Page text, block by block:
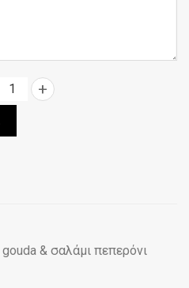
Πεπερόνι ποσότητα
& σαλάμι πεπερόνι